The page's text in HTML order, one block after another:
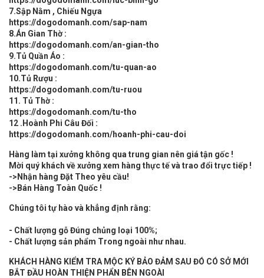
7.Sập Nằm , Chiếu Ngựa
https://dogodomanh.com/sap-nam
8.Án Gian Thờ :
https://dogodomanh.com/an-gian-tho
9.Tủ Quần Áo :
https://dogodomanh.com/tu-quan-ao
10.Tủ Rượu :
https://dogodomanh.com/tu-ruou
11. Tủ Thờ :
https://dogodomanh.com/tu-tho
12 .Hoành Phi Câu Đối :
https://dogodomanh.com/hoanh-phi-cau-doi
Hàng làm tại xưởng không qua trung gian nên giá tận gốc !
Mời quý khách về xưởng xem hàng thực tế và trao đổi trực tiếp !
->Nhận hàng Đặt Theo yêu cầu!
->Bán Hàng Toàn Quốc !
Chúng tôi tự hào và khẳng định rằng:
- Chất lượng gỗ Đúng chủng loại 100%;
- Chất lượng sản phẩm Trong ngoài như nhau.
KHÁCH HÀNG KIỂM TRA MỘC KÝ BẢO ĐẢM SAU ĐÓ CÓ SỞ MỚI
BẮT ĐẦU HOÀN THIỆN PHẨN BÊN NGOÀI